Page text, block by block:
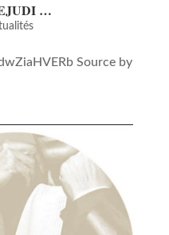
…
Source by